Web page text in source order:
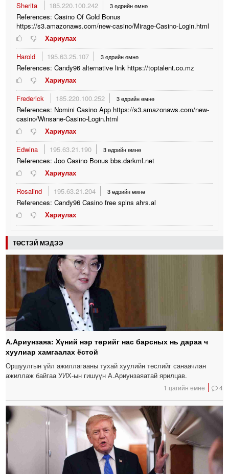
Sherita
185.220.100.242 3 өдрийн өмнө
References: Casino Of Gold Bonus
https://s3.amazonaws.com/new-casino/Mirage-Casino-Login.html
Хариулах
Harold
195.63.25.107 3 өдрийн өмнө
References: Candy96 alternative link https://toptalent.co.mz
Хариулах
Frederick
185.220.100.252 3 өдрийн өмнө
References: Nomini Casino App https://s3.amazonaws.com/new-
casino/Winsane-Casino-Login.html
Хариулах
Edwina
195.63.21.190 3 өдрийн өмнө
References: Joo Casino Bonus bbs.darkml.net
Хариулах
Rosalind
195.63.21.204 3 өдрийн өмнө
References: Candy96 Casino free spins ahrs.al
Хариулах
ТӨСТЭЙ МЭДЭЭ
А.Ариунзаяа: Хүний нэр төрийг нас барсных нь дараа ч
хуулиар хамгаалах ёстой
Оршуулгын үйл ажиллагааны тухай хуулийн төслийг санаачлан
ажиллаж байгаа УИХ-ын гишүүн А.Ариунзаяатай ярилцав.
1 цагийн өмнө 4